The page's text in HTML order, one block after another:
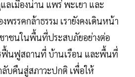
ลเมืองน่าน แพร่ พะเยา และ
พรรคกล้าธรรม เรายังคงเดินหน้า
าชนในพื้นที่ประสบภัยอย่างต่อ
ฟื้นฟูสถานที่ บ้านเรือน และพื้นที่
ลับคืนสู่สภาวะปกติ เพื่อให้